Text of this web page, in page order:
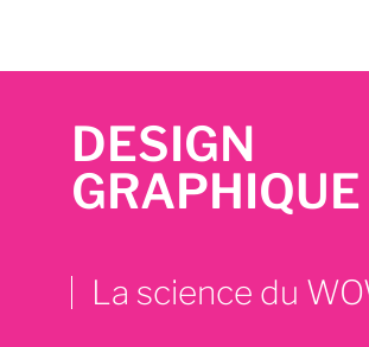
DESIGN
GRAPHIQUE
La science du